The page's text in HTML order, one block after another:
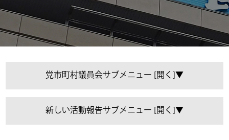
党市町村議員会
新しい活動報告